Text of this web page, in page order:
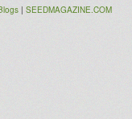
| SEEDMAGAZINE.COM